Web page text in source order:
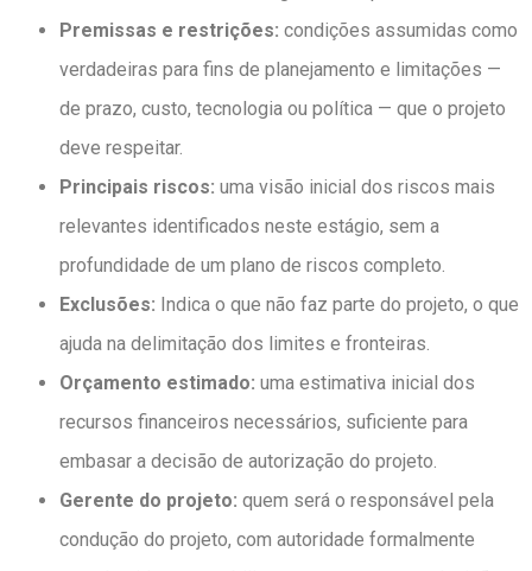
Premissas e restrições: condições assumidas como
verdadeiras para fins de planejamento e limitações —
de prazo, custo, tecnologia ou política — que o projeto
deve respeitar.
Principais riscos: uma visão inicial dos riscos mais
relevantes identificados neste estágio, sem a
profundidade de um plano de riscos completo.
Exclusões: Indica o que não faz parte do projeto, o que
ajuda na delimitação dos limites e fronteiras.
Orçamento estimado: uma estimativa inicial dos
recursos financeiros necessários, suficiente para
embasar a decisão de autorização do projeto.
Gerente do projeto: quem será o responsável pela
condução do projeto, com autoridade formalmente